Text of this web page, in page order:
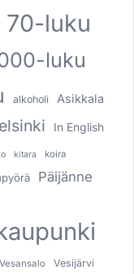
70-luku
luku
alkoholi Asikkala
In English
kitara koira
Päijänne
Vesansalo Vesijärvi